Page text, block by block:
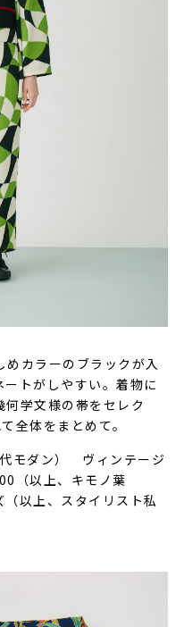
カラーのブラックが入
トがしやすい。着物に
学文様の帯をセレク
全体をまとめて。
モダン） ヴィンテージ
（以上、キモノ葉
以上、スタイリスト私